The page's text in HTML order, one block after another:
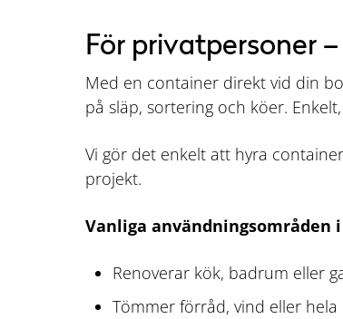
För privatpersoner
Med en container direkt vid din
på släp, sortering och köer.
Vi gör det enkelt att hyra
projekt.
Vanliga användningsområden
Renoverar kök, badrum eller
Tömmer förråd, vind eller hela